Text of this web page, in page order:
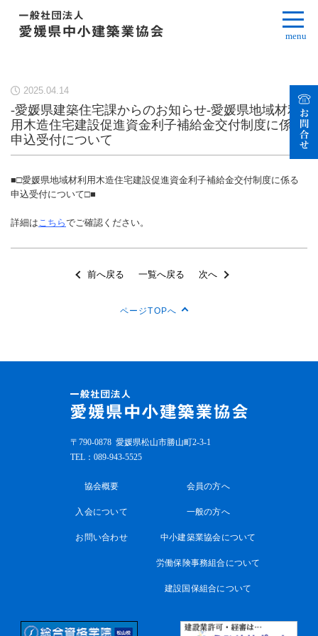
menu
2025.04.14
-愛媛県建築住宅課からのお知らせ-愛媛県地域材利
用木造住宅建設促進資金利子補給金交付制度に係る
申込受付について
■□愛媛県地域材利用木造住宅建設促進資金利子補給金交付制度に係る
申込受付について□■
詳細は こちらでご確認ください。
前へ戻る 一覧へ戻る 次へ
ページTOPへ
〒790-0878 愛媛県松山市勝山町2-3-1
TEL： 089-943-5525
協会概要
入会について
お問い合わせ
会員の方へ
一般の方へ
中小建築業協会について
労働保険事務組合について
建設国保組合について